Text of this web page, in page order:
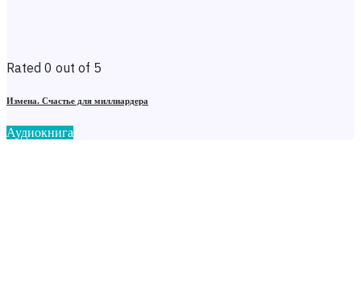
Rated 0 out of 5
Измена. Счастье для миллиардера
Аудиокнига